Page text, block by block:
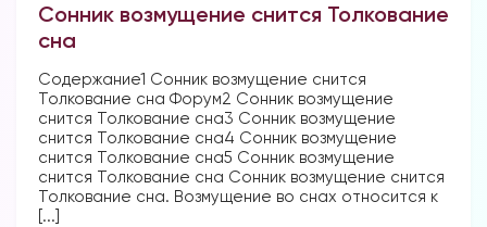
Сонник возмущение снится Толкование
сна
Содержание1 Сонник возмущение снится
Толкование сна Форум2 Сонник возмущение
снится Толкование сна3 Сонник возмущение
снится Толкование сна4 Сонник возмущение
снится Толкование сна5 Сонник возмущение
снится Толкование сна Сонник возмущение снится
Толкование сна. Возмущение во снах относится к
[...]